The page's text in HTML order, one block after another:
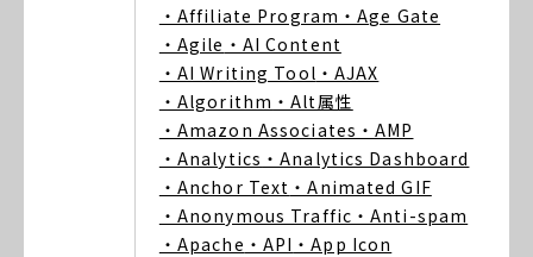
・Affiliate Program ・Age Gate
・Agile ・AI Content
・AI Writing Tool ・AJAX
・Algorithm ・Alt属性
・Amazon Associates ・AMP
・Analytics ・Analytics Dashboard
・Anchor Text ・Animated GIF
・Anonymous Traffic ・Anti-spam
・Apache ・API ・App Icon